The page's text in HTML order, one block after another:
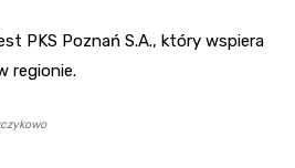
PKS Poznań S.A., który wspiera
regionie.